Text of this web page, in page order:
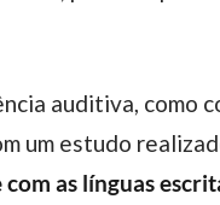
auditiva, como
um estudo
as línguas